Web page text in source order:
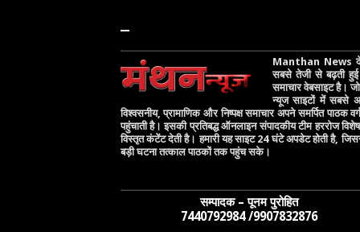
–
Manthan News
सबसे तेजी से बढ़ती हुई
समाचार वेबसाइट है। जो
न्यूज साइटों में सबसे
विश्वसनीय, प्रामाणिक और निष्पक्ष समाचार अपने समर्पित पाठक
पहुंचाती है। इसकी प्रतिबद्ध ऑनलाइन संपादकीय टीम हररोज
विस्तृत कंटेंट देती है। हमारी यह साइट 24 घंटे अपडेट होती है,
बड़ी घटना तत्काल पाठकों तक पहुंच सके।
सम्पादक – पूनम पुरोहित
7440792984 /9907832876